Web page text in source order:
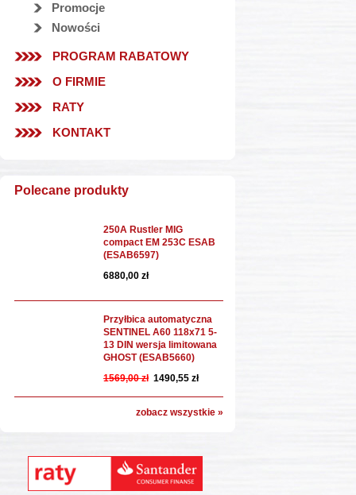
Promocje
Nowości
PROGRAM RABATOWY
O FIRMIE
RATY
KONTAKT
Polecane produkty
250A Rustler MIG
compact EM 253C ESAB
(ESAB6597)
6880,00 zł
Przyłbica automatyczna
SENTINEL A60 118x71 5-
13 DIN wersja limitowana
GHOST (ESAB5660)
1569,00 zł 1490,55 zł
zobacz wszystkie »